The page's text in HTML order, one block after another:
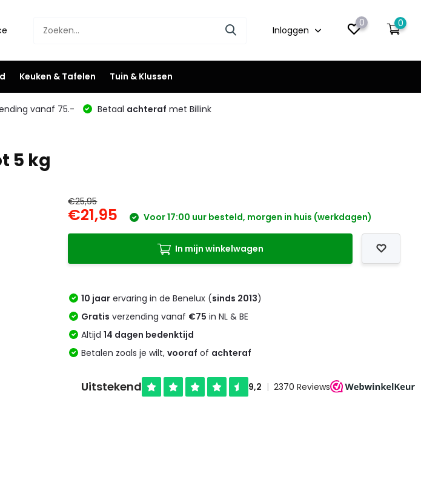
Inloggen
0 0
Keuken & Tafelen Tuin & Klussen
vanaf 75.- Betaal achteraf met Billink
5 kg
€25,95
€21,95 Voor 17:00 uur besteld, morgen in huis (werkdagen)
In mijn winkelwagen
10 jaar ervaring in de Benelux (sinds 2013)
Gratis verzending vanaf €75 in NL & BE
Altijd14 dagen bedenktijd
Betalen zoals je wilt,vooraf of achteraf